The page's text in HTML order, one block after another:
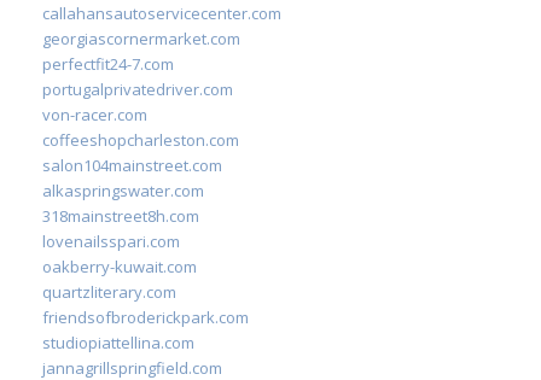
callahansautoservicecenter.com
georgiascornermarket.com
perfectfit24-7.com
portugalprivatedriver.com
von-racer.com
coffeeshopcharleston.com
salon104mainstreet.com
alkaspringswater.com
318mainstreet8h.com
lovenailsspari.com
oakberry-kuwait.com
quartzliterary.com
friendsofbroderickpark.com
studiopiattellina.com
jannagrillspringfield.com